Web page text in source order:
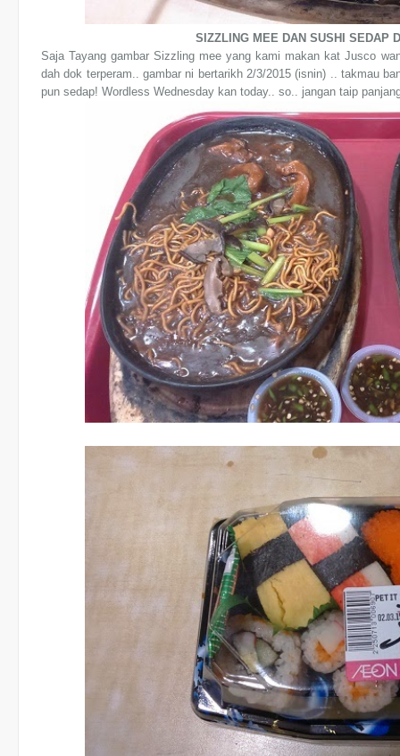
SIZZLING MEE DAN SUSHI SEDAP
Saja Tayang gambar Sizzling mee yang kami makan kat Jusco
dah dok terperam.. gambar ni bertarikh 2/3/2015 (isnin) .. takmau
pun sedap! Wordless Wednesday kan today.. so.. jangan taip